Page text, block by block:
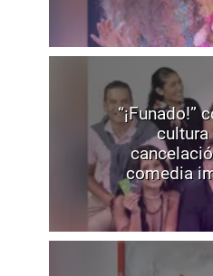
“¡Funado!”
cultura
comedia